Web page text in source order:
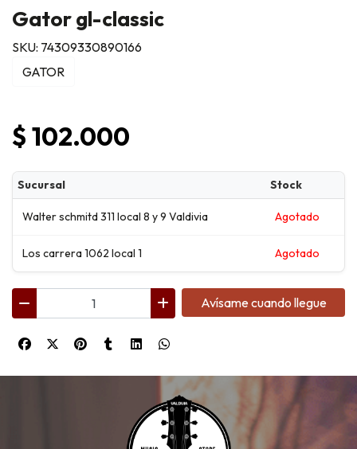
Gator gl-classic
SKU: 74309330890166
GATOR
$ 102.000
Sucursal Stock
Walter schmitd 311 local 8 y 9 Valdivia Agotado
Los carrera 1062 local 1 Agotado
Avísame cuando llegue